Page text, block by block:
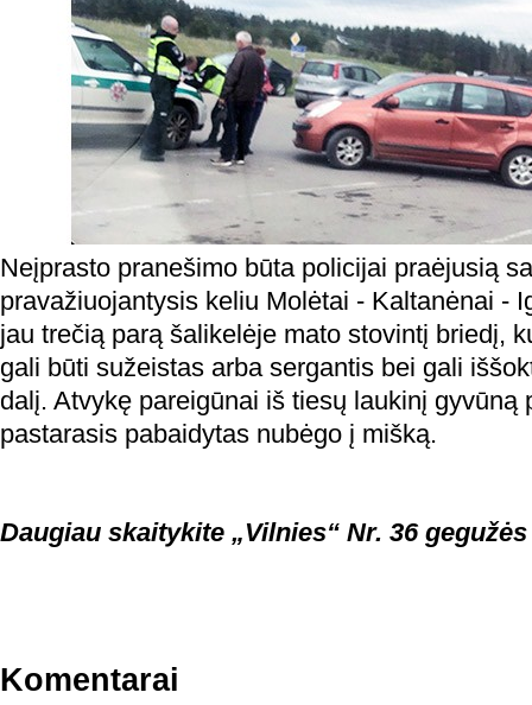
Neįprasto pranešimo būta policijai praėjusią
pravažiuojantysis keliu Molėtai - Kaltanėnai -
jau trečią parą šalikelėje mato stovintį briedį,
gali būti sužeistas arba sergantis bei gali
dalį. Atvykę pareigūnai iš tiesų laukinį gyvūną
pastarasis pabaidytas nubėgo į mišką.
Daugiau skaitykite „Vilnies“ Nr. 36 gegužės
Komentarai